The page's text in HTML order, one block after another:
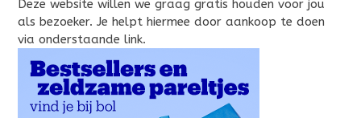
Deze website willen we graag gratis houden voor jou
als bezoeker. Je helpt hiermee door aankoop te doen
via onderstaande link.